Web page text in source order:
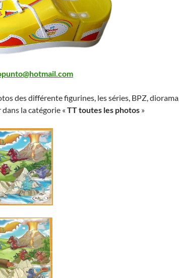
des différente figurines, les séries, BPZ, diorama,
la catégorie « TT toutes les photos »